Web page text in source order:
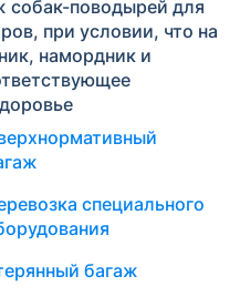
собак-поводырей для
при условии, что на
намордник и
специального
багаж